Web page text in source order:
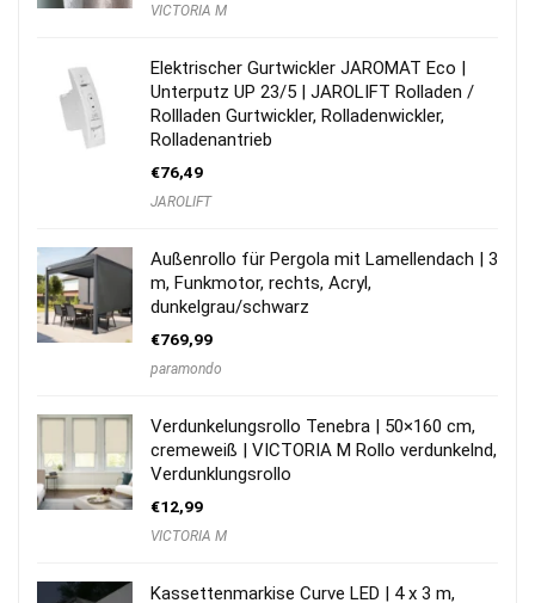
VICTORIA M
Elektrischer Gurtwickler JAROMAT Eco |
Unterputz UP 23/5 | JAROLIFT Rolladen /
Rollladen Gurtwickler, Rolladenwickler,
Rolladenantrieb
€76,49
JAROLIFT
Außenrollo für Pergola mit Lamellendach | 3
m, Funkmotor, rechts, Acryl,
dunkelgrau/schwarz
€769,99
paramondo
Verdunkelungsrollo Tenebra | 50×160 cm,
cremeweiß | VICTORIA M Rollo verdunkelnd,
Verdunklungsrollo
€12,99
VICTORIA M
Kassettenmarkise Curve LED | 4 x 3 m,